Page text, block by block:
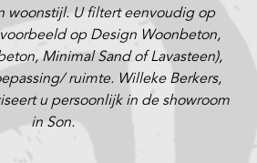
woonstijl. U filtert eenvoudig op
op Design Woonbeton,
Minimal Sand of Lavasteen),
ruimte. Willeke Berkers,
u persoonlijk in de showroom
in Son.